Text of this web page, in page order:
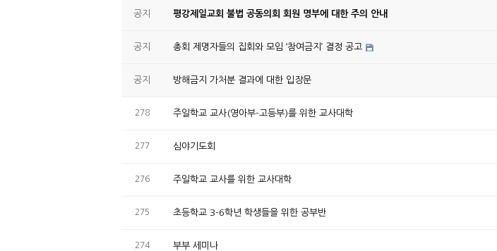
공지 평강제일교회 불법 공동의회 회원 명부에 대한 주의 안내
공지 총회 제명자들의 집회와 모임 ‘참여금지’ 결정 공고
공지 방해금지 가처분 결과에 대한 입장문
278 주일학교 교사(영아부-고등부)를 위한 교사대학
277 심야기도회
276 주일학교 교사를 위한 교사대학
275 초등학교 3-6학년 학생들을 위한 공부반
274 부부 세미나